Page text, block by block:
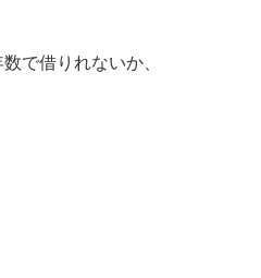
で借りれないか、